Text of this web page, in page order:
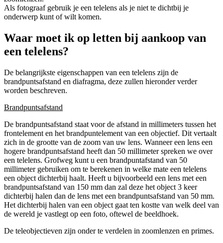
Als fotograaf gebruik je een telelens als je niet te dichtbij je
onderwerp kunt of wilt komen.
Waar moet ik op letten bij aankoop van
een telelens?
De belangrijkste eigenschappen van een telelens zijn de
brandpuntsafstand en diafragma, deze zullen hieronder verder
worden beschreven.
Brandpuntsafstand
De brandpuntsafstand staat voor de afstand in millimeters tussen het
frontelement en het brandpuntelement van een objectief. Dit vertaalt
zich in de grootte van de zoom van uw lens. Wanneer een lens een
hogere brandpuntsafstand heeft dan 50 millimeter spreken we over
een telelens. Grofweg kunt u een brandpuntafstand van 50
millimeter gebruiken om te berekenen in welke mate een telelens
een object dichterbij haalt. Heeft u bijvoorbeeld een lens met een
brandpuntsafstand van 150 mm dan zal deze het object 3 keer
dichterbij halen dan de lens met een brandpuntsafstand van 50 mm.
Het dichterbij halen van een object gaat ten kostte van welk deel van
de wereld je vastlegt op een foto, oftewel de beeldhoek.
De teleobjectieven zijn onder te verdelen in zoomlenzen en primes.